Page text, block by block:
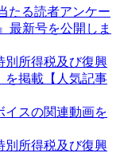
たる読者アンケー
最新号を公開しま
別所得税及び復興
を掲載【人気記事
イスの関連動画を
別所得税及び復興